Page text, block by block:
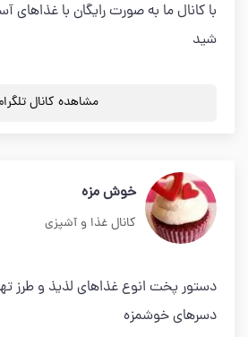
با کانال ما به صورت رایگان با غذاهای
شید
مشاهده کانال
خوش مزه
کانال غذا و آشپزی
دستور پخت انوع غذاهای لذیذ و طرز
دسرهای خوشمزه